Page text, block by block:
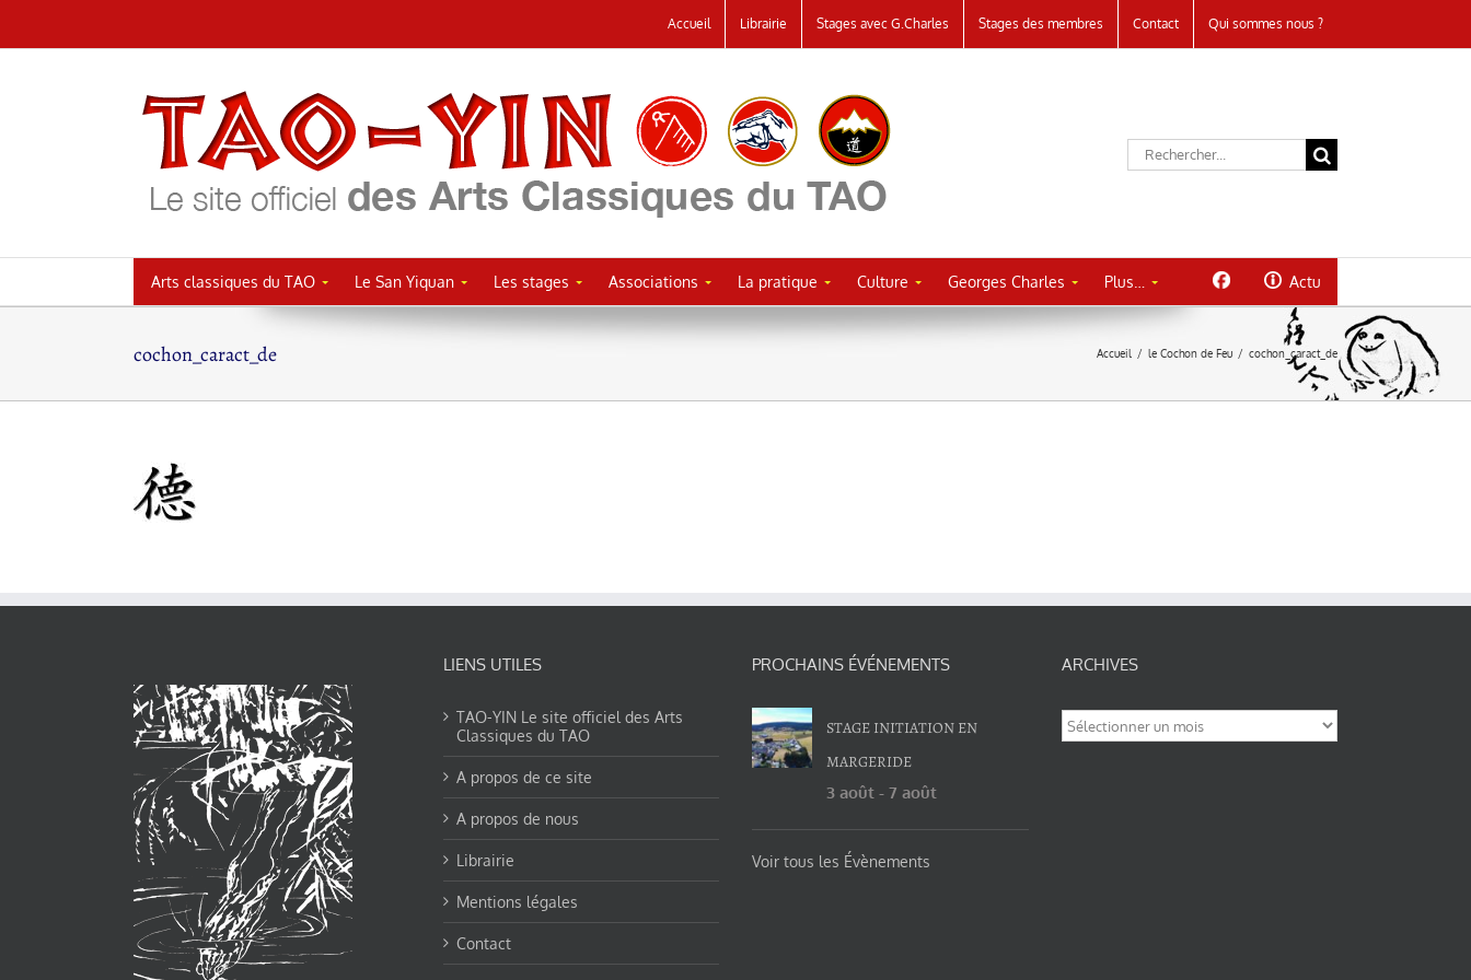
au
Accueil Librairie Stages avec G.Charles Stages des membres Contact Qui sommes nous ?
Rechercher:
Arts classiques du TAO Le San Yiquan Les stages Associations La pratique Culture Georges Charles Plus… Actu
cochon_caract_de Accueil / le Cochon de Feu / cochon_caract_de
LIENS UTILES
TAO-YIN Le site officiel des Arts
Classiques du TAO
A propos de ce site
A propos de nous
Librairie
Mentions légales
Contact
PROCHAINS ÉVÉNEMENTS
STAGE INITIATION EN
MARGERIDE
3 août -7 août
Voir tous les Évènements
ARCHIVES
Archives